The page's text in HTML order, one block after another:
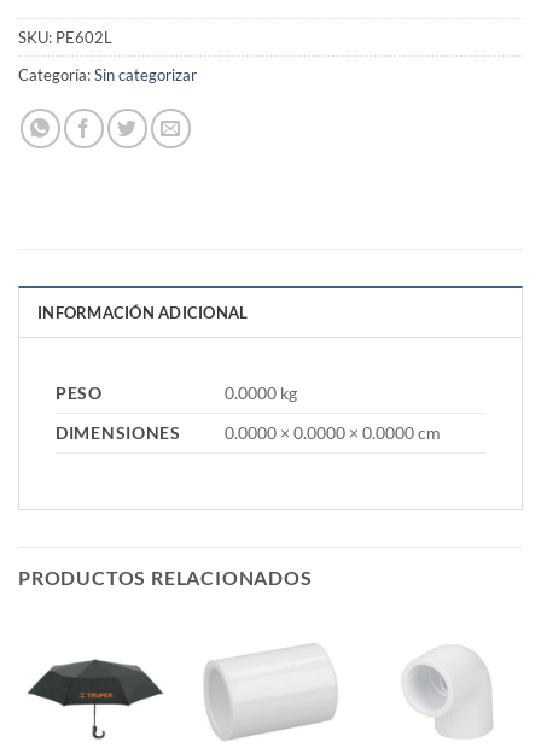
SKU: PE602L
Categoría:Sin categorizar
INFORMACIÓN ADICIONAL
PESO
0.0000 kg
DIMENSIONES
0.0000 × 0.0000 × 0.0000 cm
PRODUCTOS RELACIONADOS